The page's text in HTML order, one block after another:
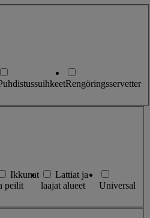
Rengöringsservetter
Ikkunat
peilit
Lattiat ja
laajat alueet
Universal